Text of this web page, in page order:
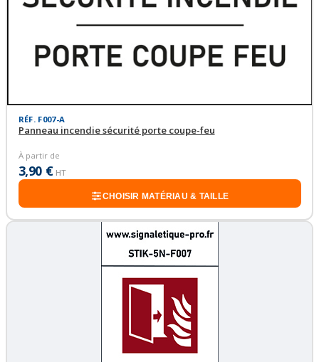
RÉF. F007-A
Panneau incendie sécurité porte coupe-feu
À partir de
3,90 € HT
CHOISIR MATÉRIAU & TAILLE